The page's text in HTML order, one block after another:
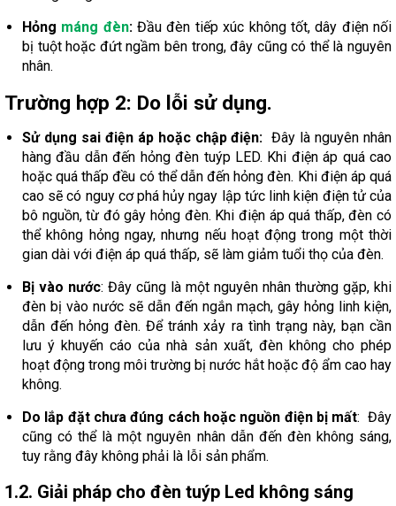
Hỏng máng đèn:Đầu đèn tiếp xúc không tốt, dây điện nối
bị tuột hoặc đứt ngầm bên trong, đây cũng có thể là nguyên
nhân.
Trường hợp 2: Do lỗi sử dụng.
Sử dụng sai điện áp hoặc chập điện: Đây là nguyên nhân
hàng đầu dẫn đến hỏng đèn tuýp LED. Khi điện áp quá cao
hoặc quá thấp đều có thể dẫn đến hỏng đèn. Khi điện áp quá
cao sẽ có nguy cơ phá hủy ngay lập tức linh kiện điện tử của
bô nguồn, từ đó gây hỏng đèn. Khi điện áp quá thấp, đèn có
thể không hỏng ngay, nhưng nếu hoạt động trong một thời
gian dài với điện áp quá thấp, sẽ làm giảm tuổi thọ của đèn.
Bị vào nước: Đây cũng là một nguyên nhân thường gặp, khi
đèn bị vào nước sẽ dẫn đến ngắn mạch, gây hỏng linh kiện,
dẫn đến hỏng đèn. Để tránh xảy ra tình trạng này, bạn cần
lưu ý khuyến cáo của nhà sản xuất, đèn không cho phép
hoạt động trong môi trường bị nước hắt hoặc độ ẩm cao hay
không.
Do lắp đặt chưa đúng cách hoặc nguồn điện bị mất: Đây
cũng có thể là một nguyên nhân dẫn đến đèn không sáng,
tuy rằng đây không phải là lỗi sản phẩm.
1.2. Giải pháp cho đèn tuýp Led không sáng